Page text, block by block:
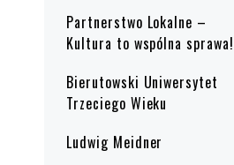
Partnerstwo Lokalne –
Kultura to wspólna sprawa!
Bierutowski Uniwersytet
Trzeciego Wieku
Ludwig Meidner